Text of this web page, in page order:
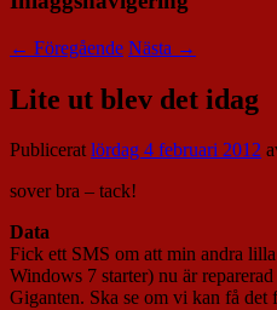
← Föregående Nästa →
Lite ut blev det idag
Publiceratlördag 4 februari 2012
sover bra – tack!
Data
Fick ett SMS om att min andra
Windows 7 starter) nu är
Giganten. Ska se om vi kan få det